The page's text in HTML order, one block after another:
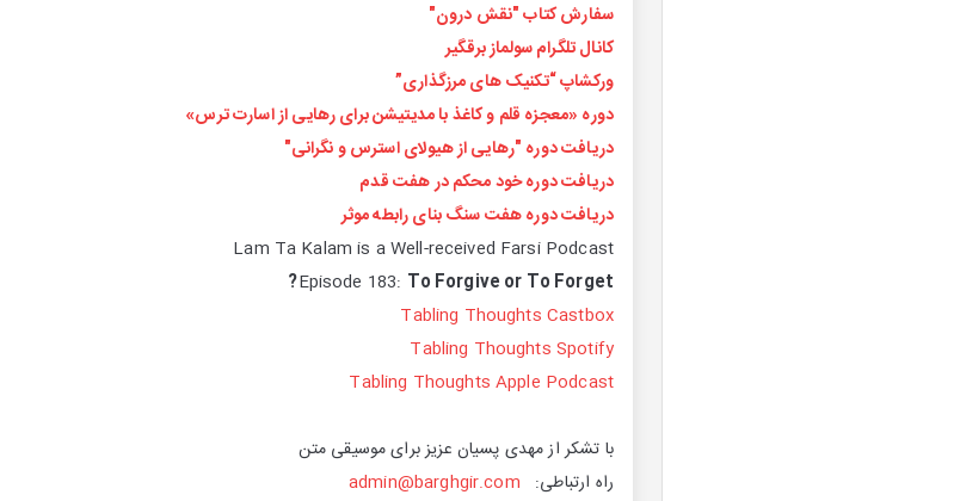
سفارش کتاب "نقش درون"
کانال تلگرام سولماز برقگیر
ورکشاپ “تکنیک های مرزگذاری”
دوره‌ «معجزه‌ قلم و کاغذ با مدیتیشن برای رهایی از اسارت ترس»
دریافت دوره "رهایی از هیولای استرس و نگرانی"
دریافت دوره خود محکم در هفت قدم
دریافت دوره هفت سنگ بنای رابطه موثر
Lam Ta Kalam is a Well-received Farsi Podcast
Episode 183: To Forgive or To Forget?
Tabling Thoughts Castbox
Tabling Thoughts Spotify
Tabling Thoughts Apple Podcast
با تشکر از مهدی پسیان عزیز برای موسیقی متن
راه ارتباطی: admin@barghgir.com